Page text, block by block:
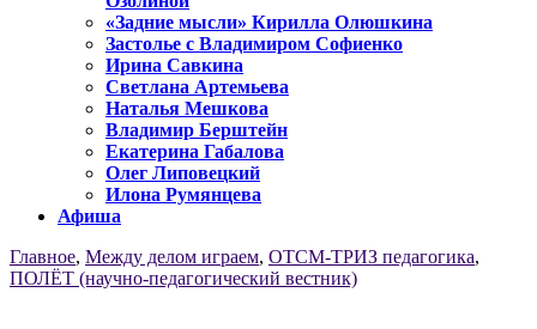
«Задние мысли» Кирилла Олюшкина
Застолье с Владимиром Софиенко
Ирина Савкина
Светлана Артемьева
Наталья Мешкова
Владимир Берштейн
Екатерина Габалова
Олег Липовецкий
Илона Румянцева
Афиша
Главное, Между делом играем, ОТСМ-ТРИЗ педагогика,
ПОЛЁТ (научно-педагогический вестник)